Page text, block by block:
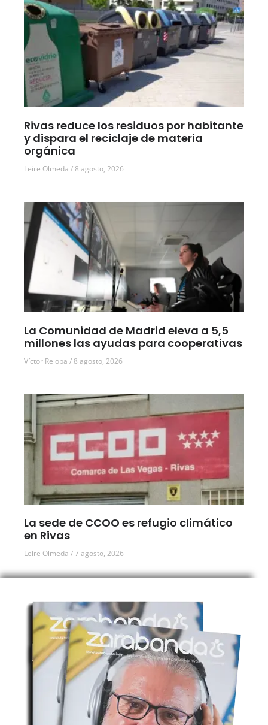
Rivas reduce los residuos por habitante
y dispara el reciclaje de materia
orgánica
Leire Olmeda 8 agosto, 2026
La Comunidad de Madrid eleva a 5,5
millones las ayudas para cooperativas
Víctor Reloba 8 agosto, 2026
La sede de CCOO es refugio climático
en Rivas
Leire Olmeda 7 agosto, 2026